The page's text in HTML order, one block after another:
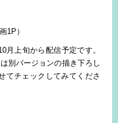
1P）
月上旬から配信予定です。
別バージョンの描き下ろし
てチェックしてみてくださ